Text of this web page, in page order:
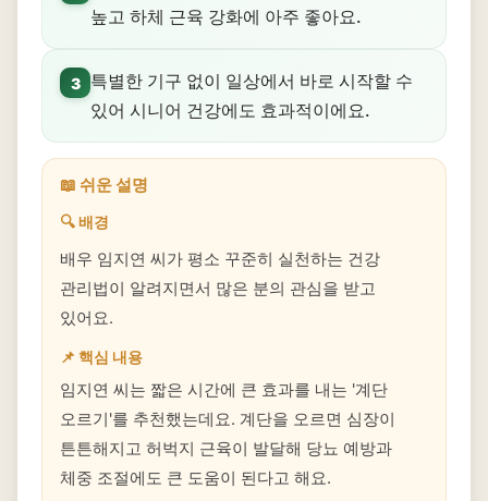
높고 하체 근육 강화에 아주 좋아요.
3
특별한 기구 없이 일상에서 바로 시작할 수
있어 시니어 건강에도 효과적이에요.
📖 쉬운 설명
🔍 배경
배우 임지연 씨가 평소 꾸준히 실천하는 건강
관리법이 알려지면서 많은 분의 관심을 받고
있어요.
📌 핵심 내용
임지연 씨는 짧은 시간에 큰 효과를 내는 '계단
오르기'를 추천했는데요. 계단을 오르면 심장이
튼튼해지고 허벅지 근육이 발달해 당뇨 예방과
체중 조절에도 큰 도움이 된다고 해요.